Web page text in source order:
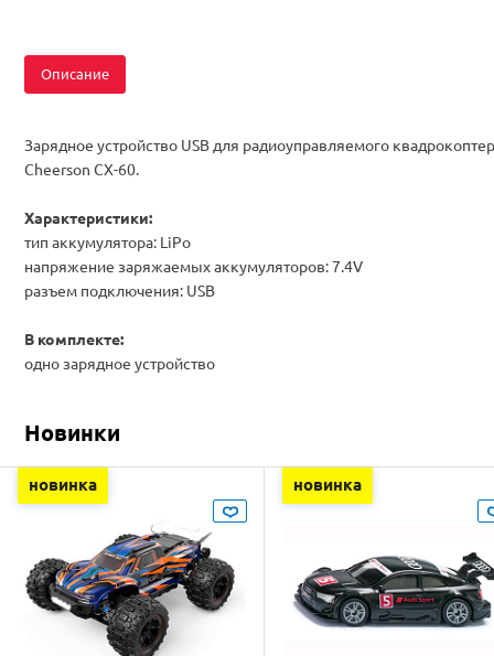
Описание
Зарядное устройство USB для радиоуправляемого
Cheerson CX-60.
Характеристики:
тип аккумулятора: LiPo
напряжение заряжаемых аккумуляторов: 7.4V
разъем подключения: USB
В комплекте:
одно зарядное устройство
Новинки
новинка новинка